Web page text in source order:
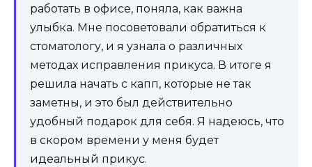
работать в офисе, поняла, как важна
улыбка. Мне посоветовали обратиться к
стоматологу, и я узнала о различных
методах исправления прикуса. В итоге я
решила начать с капп, которые не так
заметны, и это был действительно
удобный подарок для себя. Я надеюсь, что
в скором времени у меня будет
идеальный прикус.